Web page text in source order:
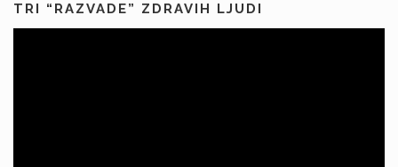
TRI “RAZVADE” ZDRAVIH LJUDI